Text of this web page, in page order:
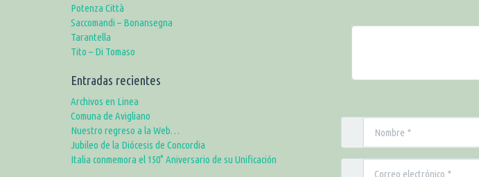
Potenza Città
Saccomandi – Bonansegna
Tarantella
Tito – Di Tomaso
Entradas recientes
Archivos en Linea
Comuna de Avigliano
Nuestro regreso a la Web…
Jubileo de la Diócesis de Concordia
Italia conmemora el 150° Aniversario de su Unificación